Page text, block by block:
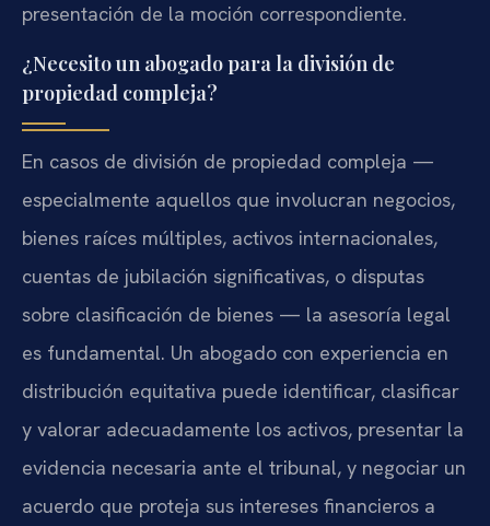
presentación de la moción correspondiente.
¿Necesito un abogado para la división de
propiedad compleja?
En casos de división de propiedad compleja —
especialmente aquellos que involucran negocios,
bienes raíces múltiples, activos internacionales,
cuentas de jubilación significativas, o disputas
sobre clasificación de bienes — la asesoría legal
es fundamental. Un abogado con experiencia en
distribución equitativa puede identificar, clasificar
y valorar adecuadamente los activos, presentar la
evidencia necesaria ante el tribunal, y negociar un
acuerdo que proteja sus intereses financieros a